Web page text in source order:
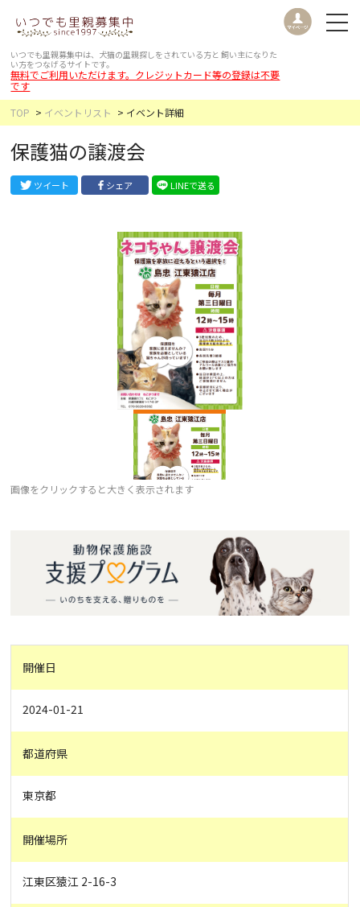
いつでも里親募集中は、犬猫の里親探しをされている方と 飼い主になりた
い方をつなげるサイトです。
無料でご利用いただけます。クレジットカード等の登録は不要
です
TOP
イベントリスト イベント詳細
保護猫の譲渡会
ツイート シェア LINEで送る
画像をクリックすると大きく表示されます
開催日
2024-01-21
都道府県
東京都
開催場所
江東区猿江 2-16-3